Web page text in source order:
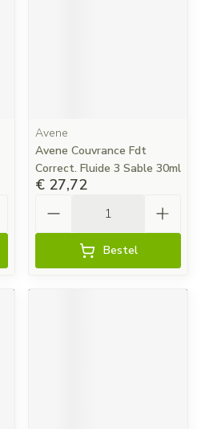
Avene
Avene Couvrance Fdt
Correct. Fluide 3 Sable 30ml
€ 27,72
Bestel